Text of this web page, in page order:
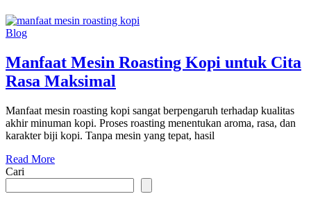
Blog
Manfaat Mesin Roasting Kopi untuk Cita
Rasa Maksimal
Manfaat mesin roasting kopi sangat berpengaruh terhadap kualitas
akhir minuman kopi. Proses roasting menentukan aroma, rasa, dan
karakter biji kopi. Tanpa mesin yang tepat, hasil
Read More
Cari